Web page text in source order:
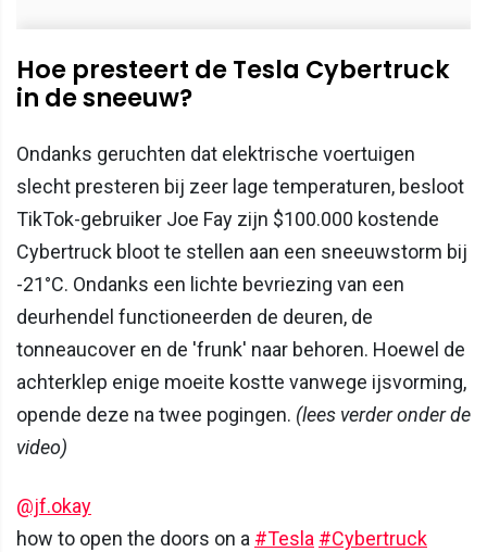
Hoe presteert de Tesla Cybertruck
in de sneeuw?
Ondanks geruchten dat elektrische voertuigen
slecht presteren bij zeer lage temperaturen, besloot
TikTok-gebruiker Joe Fay zijn $100.000 kostende
Cybertruck bloot te stellen aan een sneeuwstorm bij
-21°C. Ondanks een lichte bevriezing van een
deurhendel functioneerden de deuren, de
tonneaucover en de 'frunk' naar behoren. Hoewel de
achterklep enige moeite kostte vanwege ijsvorming,
opende deze na twee pogingen. (lees verder onder de
video)
@jf.okay
how to open the doors on a #Tesla #Cybertruck